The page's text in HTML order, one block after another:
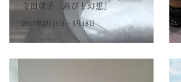
寺田就子「遊びと幻想」
2017年2月15日－3月18日